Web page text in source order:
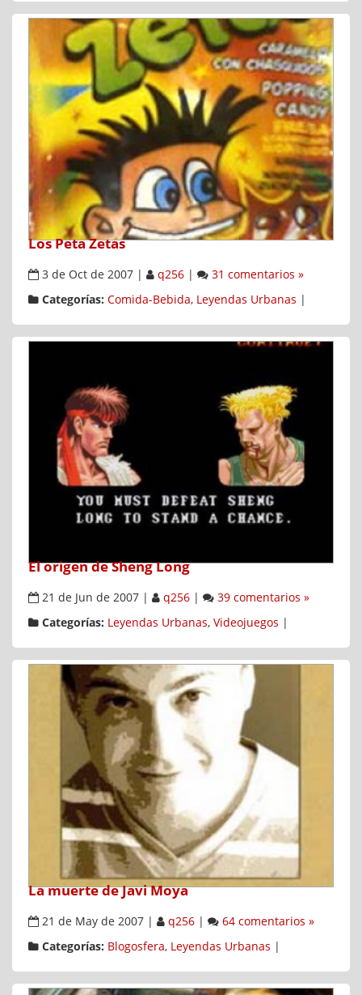
Los Peta Zetas
3 de Oct de 2007 | q256 |
31 comentarios »
Categorías: Comida-Bebida, Leyendas Urbanas |
El origen de Sheng Long
21 de Jun de 2007 q256
39 comentarios »
Categorías: Leyendas Urbanas, Videojuegos
La muerte de Javi Moya
21 de May de 2007 | q256 |
64 comentarios »
Categorías: Blogosfera, Leyendas Urbanas |